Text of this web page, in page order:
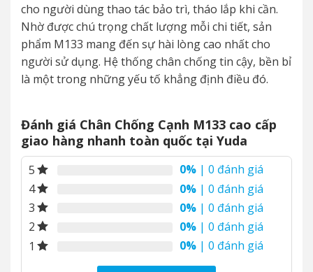
cho người dùng thao tác bảo trì, tháo lắp khi cần.
Nhờ được chú trọng chất lượng mỗi chi tiết, sản
phẩm M133 mang đến sự hài lòng cao nhất cho
người sử dụng. Hệ thống chân chống tin cậy, bền bỉ
là một trong những yếu tố khẳng định điều đó.
Đánh giá Chân Chống Cạnh M133 cao cấp
giao hàng nhanh toàn quốc tại Yuda
5 0% | 0 đánh giá
4
0% | 0 đánh giá
3
0% | 0 đánh giá
2
0% | 0 đánh giá
1
0% | 0 đánh giá